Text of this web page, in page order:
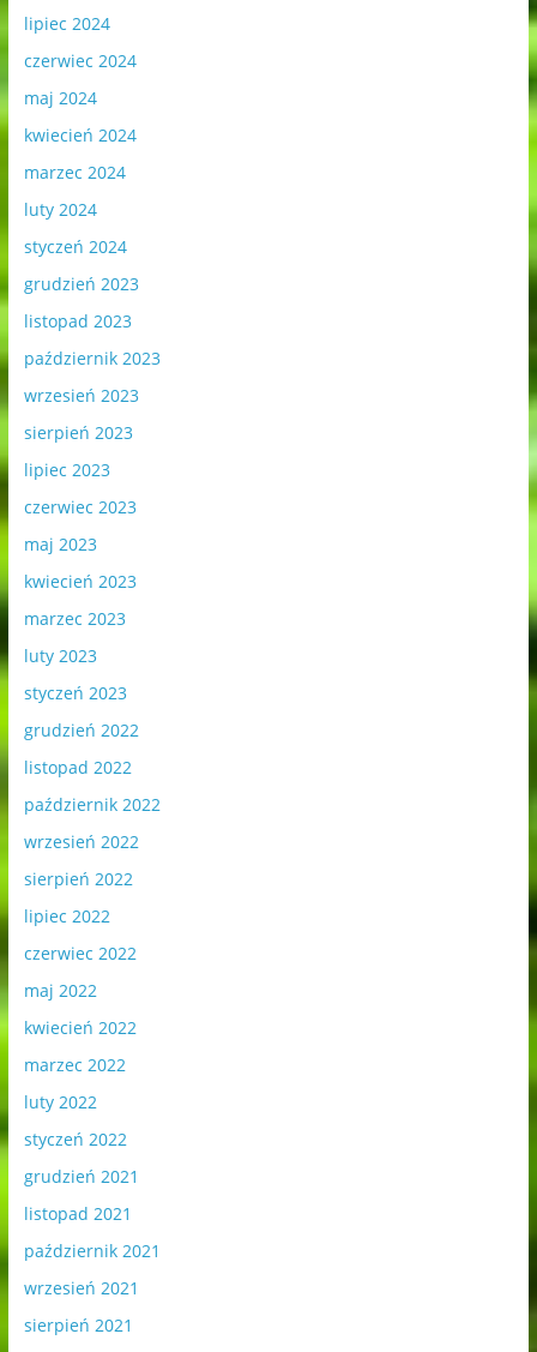
lipiec 2024
czerwiec 2024
maj 2024
kwiecień 2024
marzec 2024
luty 2024
styczeń 2024
grudzień 2023
listopad 2023
październik 2023
wrzesień 2023
sierpień 2023
lipiec 2023
czerwiec 2023
maj 2023
kwiecień 2023
marzec 2023
luty 2023
styczeń 2023
grudzień 2022
listopad 2022
październik 2022
wrzesień 2022
sierpień 2022
lipiec 2022
czerwiec 2022
maj 2022
kwiecień 2022
marzec 2022
luty 2022
styczeń 2022
grudzień 2021
listopad 2021
październik 2021
wrzesień 2021
sierpień 2021